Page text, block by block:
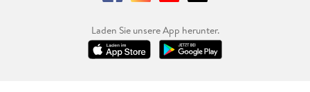
Laden Sie unsere App herunter.